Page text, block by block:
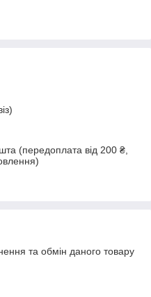
(передоплата від 200 ₴,
та обмін даного товару